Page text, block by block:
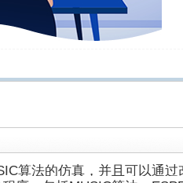
算法的仿真，并且可以通